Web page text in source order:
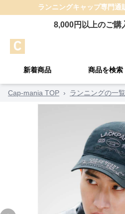
ランニングキャップ専門通
8,000円以上のご購
新着商品 商品を検索
Cap-mania TOP › ランニングの一覧